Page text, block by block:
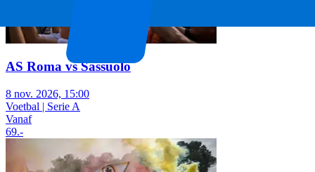
AS Roma vs Sassuolo
8 nov. 2026, 15:00
Voetbal | Serie A
Vanaf
69.-